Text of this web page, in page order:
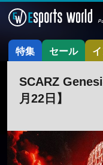
特集 セール
SCARZ
月22日】